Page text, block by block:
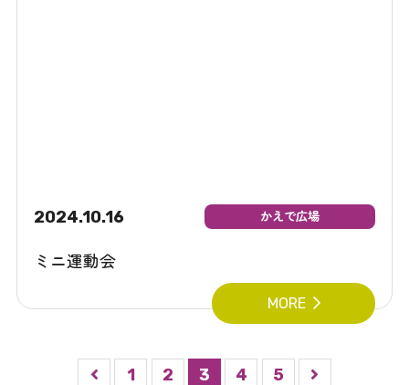
2024.10.16 かえで広場
ミニ運動会
MORE
1 2 3 4 5